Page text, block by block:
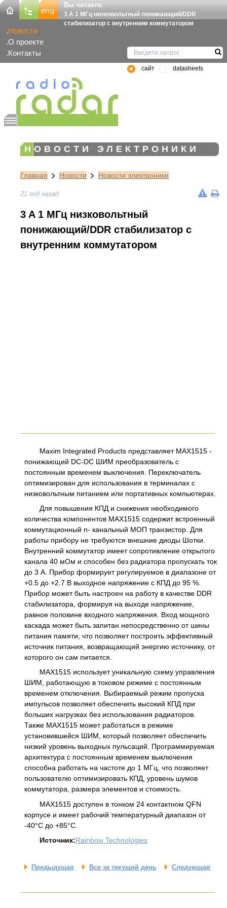
Вы читаете:
3 A 1 МГц низковольтный понижающий/DDR
стабилизатор с внутренним коммутатором
Новости
О проекте
Контакты
сайт datasheets
НОВОСТИ ЭЛЕКТРОНИКИ
Главная Новости Новости электроники
21 год назад
3 A 1 МГц низковольтный
понижающий/DDR стабилизатор с
внутренним коммутатором
Maxim Integrated Products представляет MAX1515 -
понижающий DC-DC ШИМ преобразователь с
постоянным временем выключения. Переключатель
оптимизирован для использования в терминалах с
низковольтным питанием или портативных компьютерах.
Для повышения КПД и снижения необходимого
количества компонентов MAX1515 содержит встроенный
коммутационный n- канальный МОП транзистор. Для
работы прибору не требуются внешние диоды Шотки.
Внутренний коммутатор имеет сопротивление открытого
канала 40 мОм и способен без радиатора пропускать ток
до 3 A. Прибор формирует регулируемое в диапазоне от
+0.5 до +2.7 В выходное напряжение с КПД до 95 %.
Прибор может быть настроен на работу в качестве DDR
стабилизатора, формируя на выходе напряжение,
равное половине входного напряжения. Вход мощного
каскада может быть запитан непосредственно от шины
питания памяти, что позволяет построить эффективный
источник питания, возвращающий энергию источнику, от
которого он сам питается.
MAX1515 использует уникальную схему управления
ШИМ, работающую в токовом режиме с постоянным
временем отключения. Выбираемый режим пропуска
импульсов позволяет обеспечить высокий КПД при
больших нагрузках без использования радиаторов.
Также MAX1515 может работаться в режиме
установившейся ШИМ, который позволяет обеспечить
низкий уровень выходных пульсаций. Программируемая
архитектура с постоянным временем выключения
способна работать на частоте до 1 МГц, что позволяет
пользователю оптимизировать КПД, уровень шумов
коммутатора, размера элементов и стоимость.
MAX1515 доступен в тонком 24 контактном QFN
корпусе и имеет рабочий температурный диапазон от
-40°C до +85°C.
Источник:Rainbow Technologies
Предыдущая Все за текущий день Следующая